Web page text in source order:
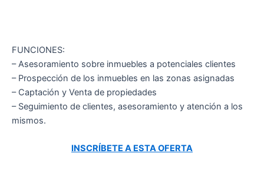
FUNCIONES:
– Asesoramiento sobre inmuebles a potenciales clientes
– Prospección de los inmuebles en las zonas asignadas
– Captación y Venta de propiedades
– Seguimiento de clientes, asesoramiento y atención a los
mismos.
INSCRÍBETE A ESTA OFERTA